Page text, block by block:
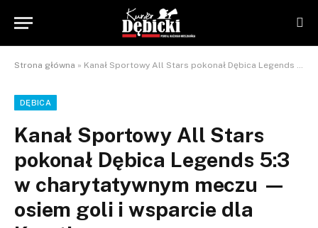
Strona główna » Kanał Sportowy All Stars pokonał Dębica Legends 5:3 w charytatywnym meczu — osiem goli i wsparcie dla Krystiana
DĘBICA
Kanał Sportowy All Stars
pokonał Dębica Legends 5:3
w charytatywnym meczu —
osiem goli i wsparcie dla